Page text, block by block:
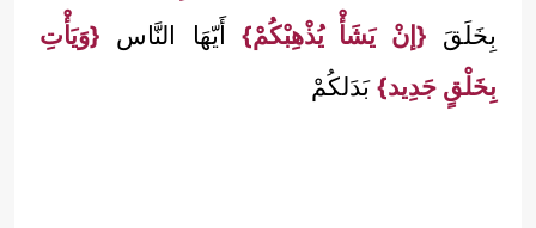
بِخَلَقَ {إنْ يَشَأْ يُذْهِبْكُمْ} أَيّهَا النَّاس {وَيَأْتِ
بِخَلْقٍ جَدِيد} بَدَلكُمْ